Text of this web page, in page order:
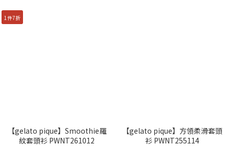
1件7折
【gelato pique】Smoothie羅
紋套頭衫 PWNT261012
【gelato pique】方領柔滑套頭
衫 PWNT255114